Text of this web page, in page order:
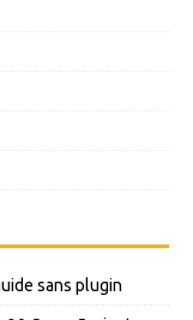
sans plugin